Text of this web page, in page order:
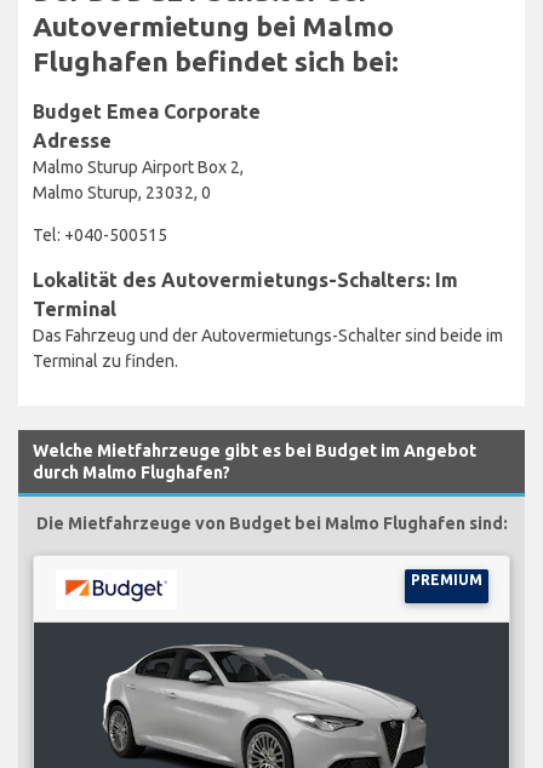
Autovermietung bei Malmo
Flughafen befindet sich bei:
Budget Emea Corporate
Adresse
Malmo Sturup Airport Box 2,
Malmo Sturup, 23032, 0
Tel: +040-500515
Lokalität des Autovermietungs-Schalters: Im
Terminal
Das Fahrzeug und der Autovermietungs-Schalter sind beide im
Terminal zu finden.
Welche Mietfahrzeuge gibt es bei Budget im Angebot
durch Malmo Flughafen?
Die Mietfahrzeuge von Budget bei Malmo Flughafen sind:
PREMIUM